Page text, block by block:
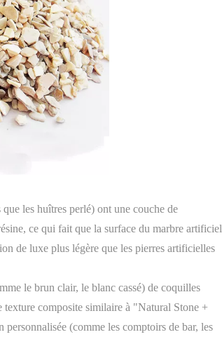
les huîtres perlé) ont une couche de
ce qui fait que la surface du marbre artificiel
de luxe plus légère que les pierres artificielles
le brun clair, le blanc cassé) de coquilles
texture composite similaire à "Natural Stone +
(comme les comptoirs de bar, les